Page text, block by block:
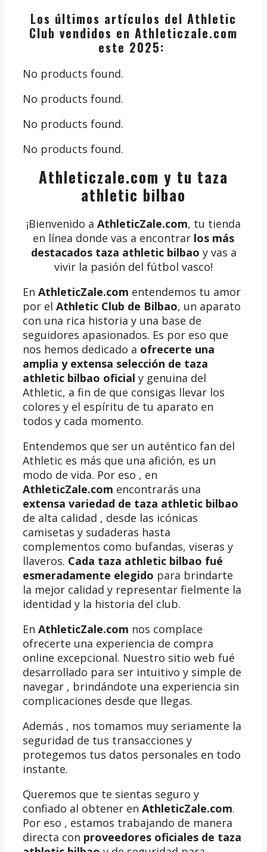
Los últimos artículos del Athletic
Club vendidos en Athleticzale.com
este 2025:
No products found.
No products found.
No products found.
No products found.
Athleticzale.com y tu taza
athletic bilbao
¡Bienvenido a AthleticZale.com, tu tienda
en línea donde vas a encontrar los más
destacados taza athletic bilbao y vas a
vivir la pasión del fútbol vasco!
En AthleticZale.com entendemos tu amor
por el Athletic Club de Bilbao, un aparato
con una rica historia y una base de
seguidores apasionados. Es por eso que
nos hemos dedicado a ofrecerte una
amplia y extensa selección de taza
athletic bilbao oficial y genuina del
Athletic, a fin de que consigas llevar los
colores y el espíritu de tu aparato en
todos y cada momento.
Entendemos que ser un auténtico fan del
Athletic es más que una afición, es un
modo de vida. Por eso , en
AthleticZale.com encontrarás una
extensa variedad de taza athletic bilbao
de alta calidad , desde las icónicas
camisetas y sudaderas hasta
complementos como bufandas, viseras y
llaveros. Cada taza athletic bilbao fué
esmeradamente elegido para brindarte
la mejor calidad y representar fielmente la
identidad y la historia del club.
En AthleticZale.com nos complace
ofrecerte una experiencia de compra
online excepcional. Nuestro sitio web fué
desarrollado para ser intuitivo y simple de
navegar , brindándote una experiencia sin
complicaciones desde que llegas.
Además , nos tomamos muy seriamente la
seguridad de tus transacciones y
protegemos tus datos personales en todo
instante.
Queremos que te sientas seguro y
confiado al obtener en AthleticZale.com.
Por eso , estamos trabajando de manera
directa con proveedores oficiales de taza